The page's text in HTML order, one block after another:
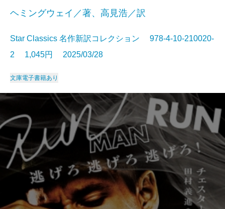
ヘミングウェイ／著、高見浩／訳
Star Classics 名作新訳コレクション 978-4-10-210020-
2 1,045円 2025/03/28
文庫電子書籍あり